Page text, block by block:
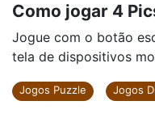
Como jogar 4
Jogue com o botão
tela de dispositivos
Jogos Puzzle Jogos